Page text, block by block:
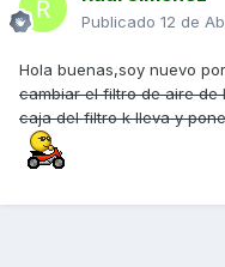
Publicado 12 de
Hola buenas,soy nuevo
cambiar el filtro de aire de
caja del filtro k lleva y